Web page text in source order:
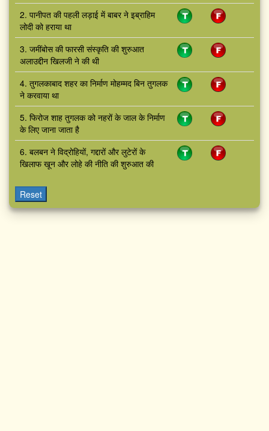
2. पानीपत की पहली लड़ाई में बाबर ने इब्राहिम
लोदी को हराया था
3. जमींबोस की फारसी संस्कृति की शुरुआत
अलाउद्दीन खिलजी ने की थी
4. तुगलकाबाद शहर का निर्माण मोहम्मद बिन तुगलक
ने करवाया था
5. फिरोज शाह तुगलक को नहरों के जाल के निर्माण
के लिए जाना जाता है
6. बलबन ने विद्रोहियों, गद्दारों और लुटेरों के
खिलाफ खून और लोहे की नीति की शुरुआत की
Reset